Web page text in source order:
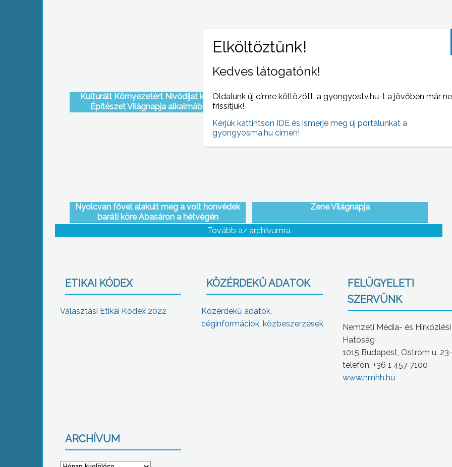
Kulturált Környezetért Nívódíjat kapott az
Építészet Világnapja alkalmából egy
Sövényvágás miatt félpályás útlezárásra és
és az M3-as autópálya közötti szakaszon
Nyolcvan fővel alakult meg a volt honvédek
baráti köre Abasáron a hétvégén
Zene Világnapja
Tovább az archívumra
ETIKAI KÓDEX
Választási Etikai Kódex 2022
KÖZÉRDEKŰ ADATOK
Közérdekű adatok,
céginformációk, közbeszerzések
FELÜGYELETI
SZERVÜNK
Nemzeti Média- és Hírközlési
Hatóság
1015 Budapest, Ostrom u.
telefon: +36 1 457 7100
www.nmhh.hu
ARCHÍVUM
Kedves látogatónk!
Oldalunk új címre költözött, a gyongyostv.hu-t a jövőben már
frissítjük!
Kérjük kattintson IDE és ismerje meg új portálunkat a
gyongyosma.hu címen!